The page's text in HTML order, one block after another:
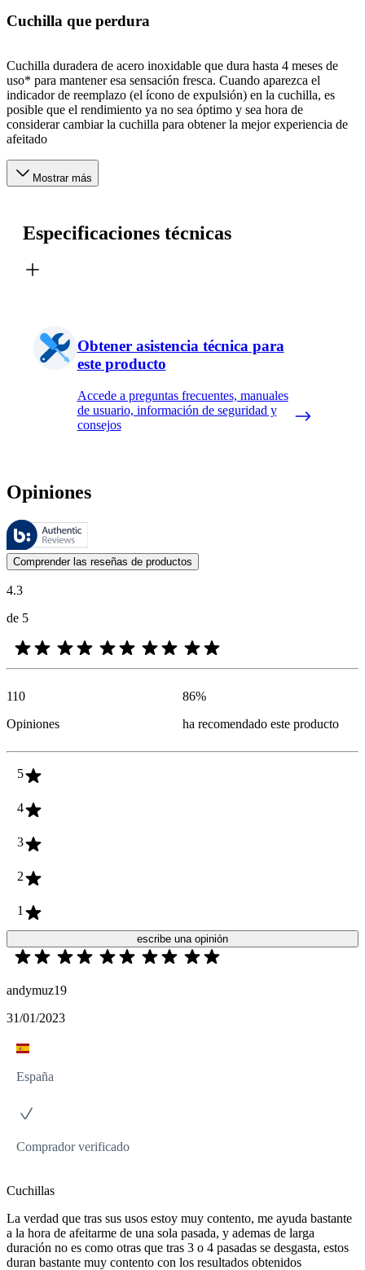
Cuchilla que perdura
Cuchilla duradera de acero inoxidable que dura hasta 4 meses de
uso* para mantener esa sensación fresca. Cuando aparezca el
indicador de reemplazo (el ícono de expulsión) en la cuchilla, es
posible que el rendimiento ya no sea óptimo y sea hora de
considerar cambiar la cuchilla para obtener la mejor experiencia de
afeitado
Mostrar más
Especificaciones técnicas
Obtener asistencia técnica para
este producto
Accede a preguntas frecuentes, manuales
de usuario, información de seguridad y
consejos
Opiniones
Estas reseñas las gestiona Bazaarvoice y cumplen con la política de
Las opiniones de los clientes en forma de reseñas de productos y
Comprender las reseñas de productos
4.3
de 5
110
Opiniones
86%
ha recomendado este producto
5
4
3
2
1
escribe una opinión
andymuz19
31/01/2023
España
Comprador verificado
Cuchillas
La verdad que tras sus usos estoy muy contento, me ayuda bastante
a la hora de afeitarme de una sola pasada, y ademas de larga
duración no es como otras que tras 3 o 4 pasadas se desgasta, estos
duran bastante muy contento con los resultados obtenidos